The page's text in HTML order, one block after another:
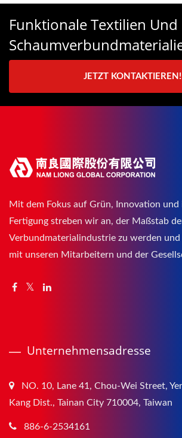
Funktionale Textilien Und
JETZT
Mit dem Fokus auf Grün, Innovation
Fertigung streben wir an, der Maßstab
Verbundmaterialindustrie zu werden und
mit unseren Mitarbeitern und der
Unternehmensadresse
NO. 10, Lane 41, Chou-Wei Street,
Kang Dist., Tainan City 710004, Taiwan
886-6-2534161